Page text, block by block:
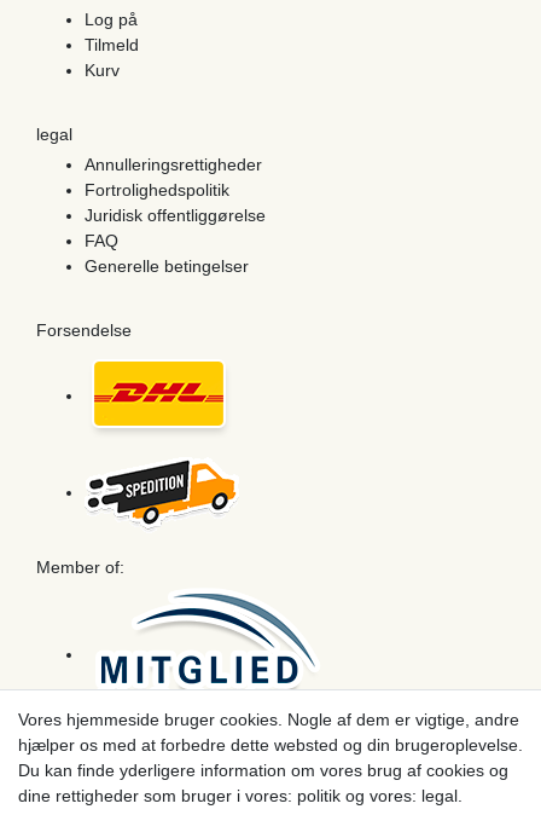
Log på
Tilmeld
Kurv
legal
Annulleringsrettigheder
Fortrolighedspolitik
Juridisk offentliggørelse
FAQ
Generelle betingelser
Forsendelse
Member of:
Betaling
Vores hjemmeside bruger cookies. Nogle af dem er vigtige, andre
hjælper os med at forbedre dette websted og din brugeroplevelse.
Du kan finde yderligere information om vores brug af cookies og
dine rettigheder som bruger i vores: politik og vores: legal.